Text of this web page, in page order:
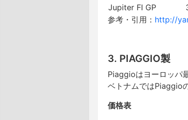
Jupiter FI GP
参考・引用： http://
3. PIAGGIO製
Piaggioはヨーロッパ
ベトナムではPiaggio
価格表